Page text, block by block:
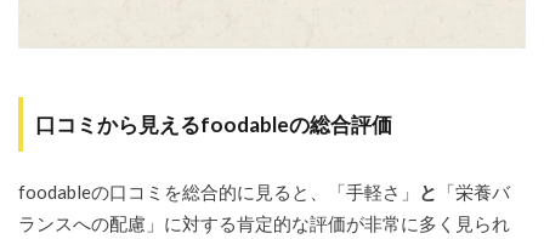
1.3
が合わ
ある人
2
口コミから見えるfoodableの総合評価
foodableの口コミを総合的に見ると、「手軽さ」 と
「栄養バ
ランスへの配慮」に対する肯定的な評価が非常に多く見られ